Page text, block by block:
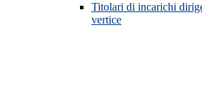
Titolari di incarichi
vertice